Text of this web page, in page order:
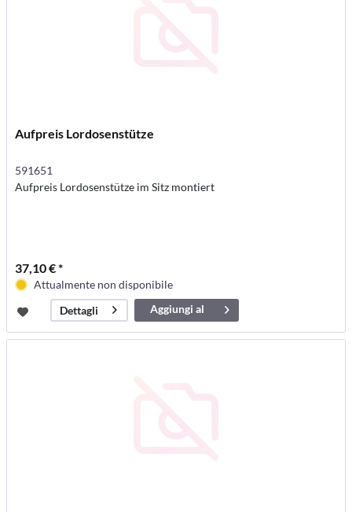
Aufpreis Lordosenstütze
591651
Aufpreis Lordosenstütze im Sitz montiert
37,10 € *
Attualmente non disponibile
Dettagli
Aggiungi al
carrello